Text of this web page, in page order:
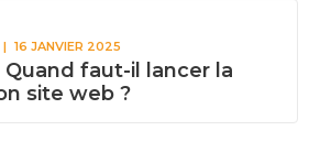
| 16 JANVIER 2025
Quand faut-il lancer la
site web ?